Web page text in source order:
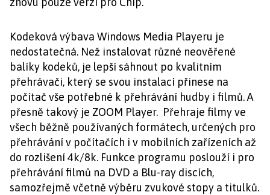
Kodeková výbava Windows Media Playeru je
nedostatečná. Než instalovat různé neověřené
balíky kodeků, je lepší sáhnout po kvalitním
přehrávači, který se svou instalací přinese na
počítač vše potřebné k přehrávání hudby i filmů. A
přesně takový je ZOOM Player. Přehraje filmy ve
všech běžně používaných formátech, určených pro
přehrávání v počítačích i v mobilních zařízeních až
do rozlišení 4k/8k. Funkce programu poslouží i pro
přehrávání filmů na DVD a Blu-ray discích,
samozřejmě včetně výběru zvukové stopy a titulků.